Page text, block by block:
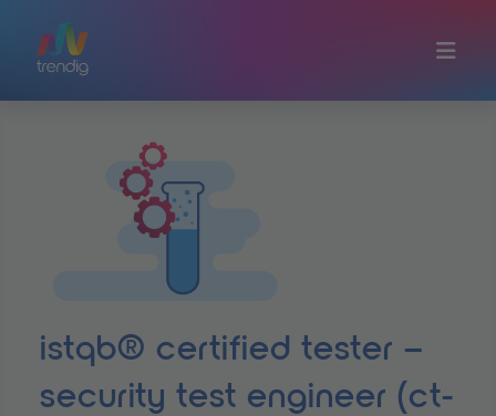
istqb® certified tester –
security test engineer (ct-